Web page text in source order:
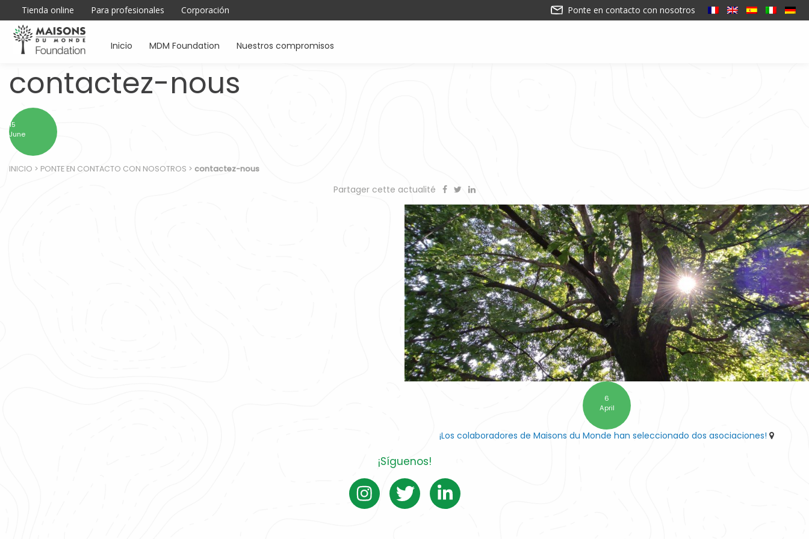
Tienda online Para profesionales Corporación Ponte en contacto con nosotros
Inicio MDM Foundation Nuestros compromisos
contactez-nous
15
June
INICIO > PONTE EN CONTACTO CON NOSOTROS > contactez-nous
Partager cette actualité
6
April
¡Los colaboradores de Maisons du Monde han seleccionado dos asociaciones!
¡Síguenos!